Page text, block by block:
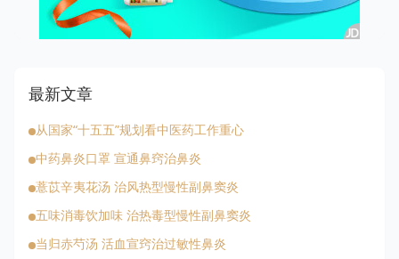
最新文章
从国家“十五五”规划看中医药工作重心
中药鼻炎口罩 宣通鼻窍治鼻炎
薏苡辛夷花汤 治风热型慢性副鼻窦炎
五味消毒饮加味 治热毒型慢性副鼻窦炎
当归赤芍汤 活血宣窍治过敏性鼻炎